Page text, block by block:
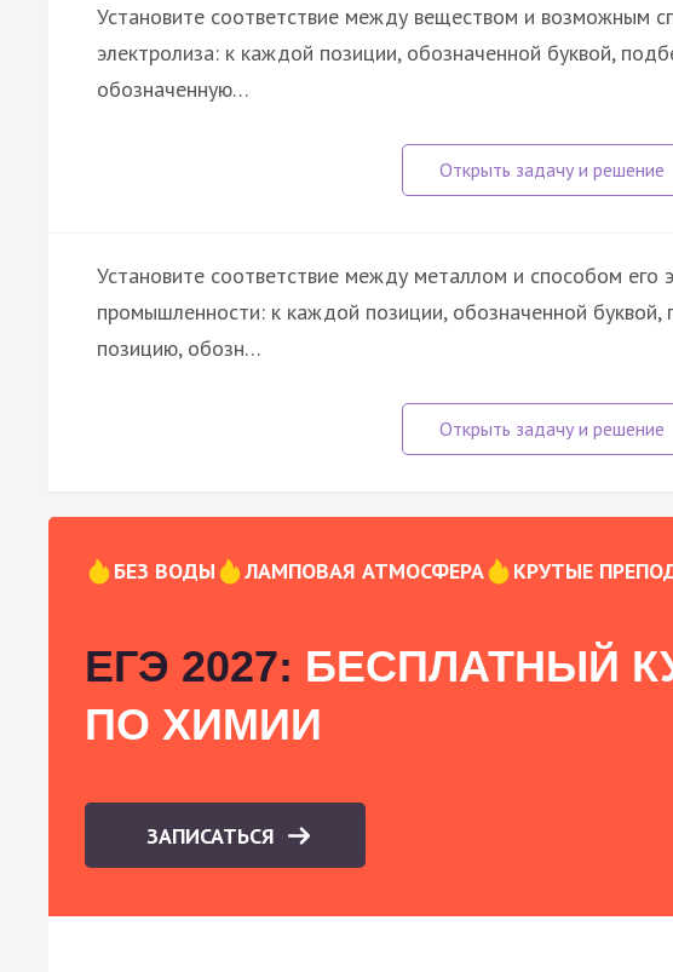
Установите соответствие между веществом и возможным
электролиза: к каждой позиции, обозначенной буквой,
обозначенную…
Установите соответствие между металлом и способом его
промышленности: к каждой позиции, обозначенной
позицию, обозн…
БЕЗ ВОДЫ ЛАМПОВАЯ АТМОСФЕРА КРУТЫЕ
ЕГЭ 2027: БЕСПЛАТНЫЙ
ПО ХИМИИ
ЗАПИСАТЬСЯ